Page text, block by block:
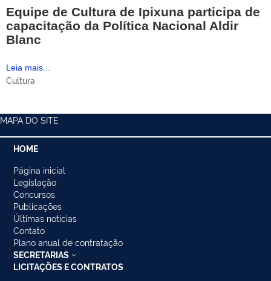
Equipe de Cultura de Ipixuna participa de
capacitação da Política Nacional Aldir
Blanc
Leia mais...
Cultura
MAPA DO SITE
HOME
Página inicial
Legislação
Concursos
Publicações
Últimas notícias
Contato
Plano anual de contratação
SECRETARIAS
LICITAÇÕES E CONTRATOS